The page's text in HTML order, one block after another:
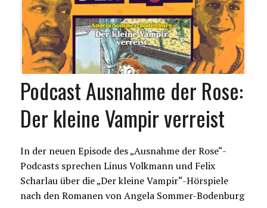
Podcast Ausnahme der Rose:
Der kleine Vampir verreist
In der neuen Episode des „Ausnahme der Rose“-
Podcasts sprechen Linus Volkmann und Felix
Scharlau über die „Der kleine Vampir“-Hörspiele
nach den Romanen von Angela Sommer-Bodenburg